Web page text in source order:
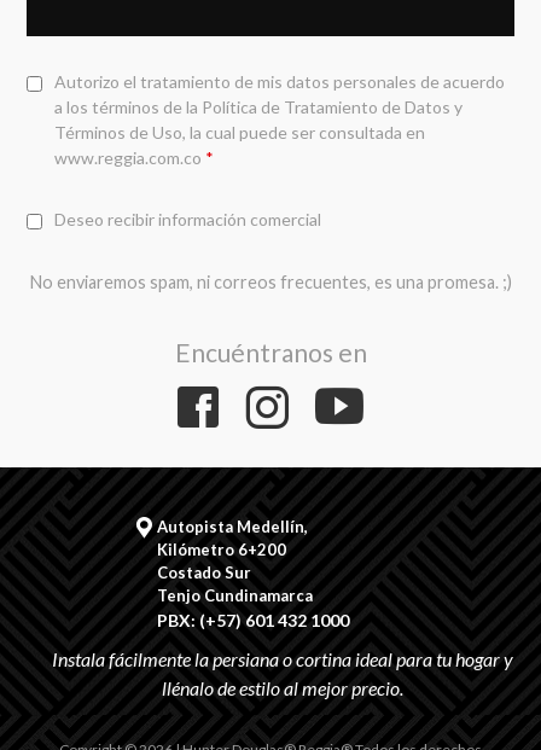
Autorizo el tratamiento de mis datos personales de acuerdo
a los términos de la Política de Tratamiento de Datos y
Términos de Uso, la cual puede ser consultada en
www.reggia.com.co *
Deseo recibir información comercial
No enviaremos spam, ni correos frecuentes, es una promesa. ;)
Encuéntranos en
Autopista Medellín,
Kilómetro 6+200
Costado Sur
Tenjo Cundinamarca
PBX: (+57) 601 432 1000